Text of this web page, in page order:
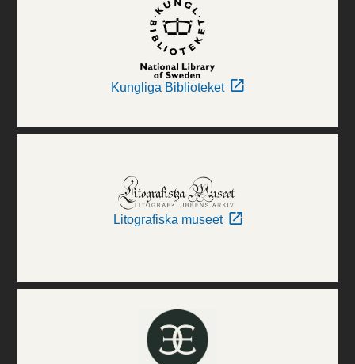
Kungliga Biblioteket
Litografiska museet